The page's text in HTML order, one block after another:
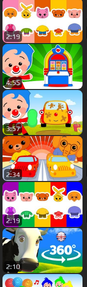
2:19
4:55
3:57
2:34
2:19
2:10